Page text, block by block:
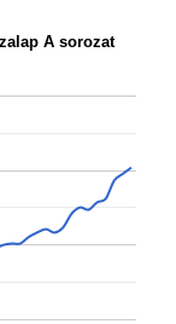
A sorozat